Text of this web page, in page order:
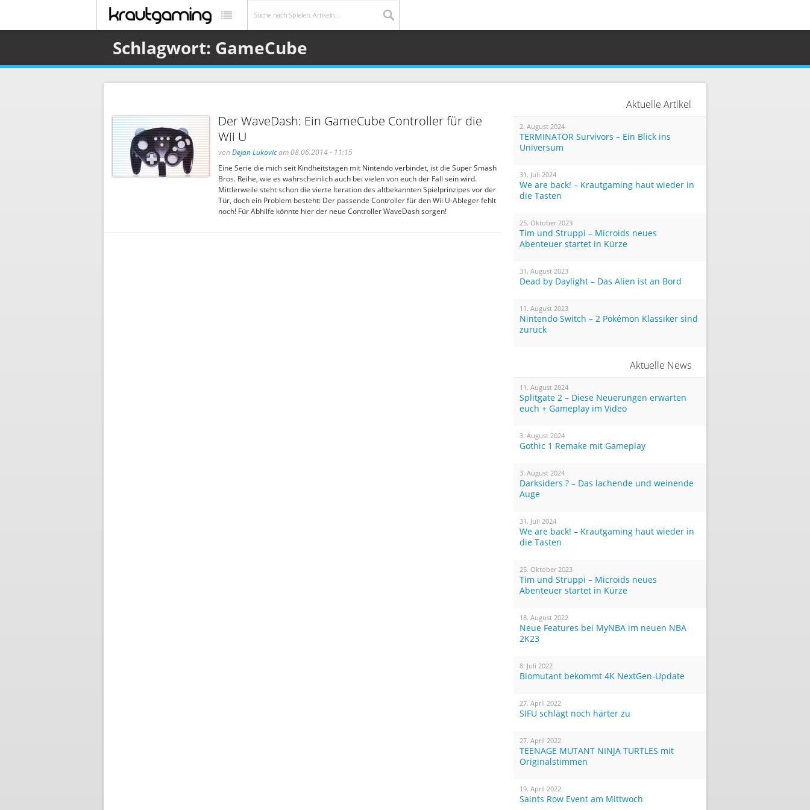
Schlagwort: GameCube
Der WaveDash: Ein GameCube Controller für die
Wii U
von Dejan Lukovicam 08.06.2014 - 11:15
Eine Serie die mich seit Kindheitstagen mit Nintendo verbindet, ist die Super Smash
Bros. Reihe, wie es wahrscheinlich auch bei vielen von euch der Fall sein wird.
Mittlerweile steht schon die vierte Iteration des altbekannten Spielprinzipes vor der
Tür, doch ein Problem besteht: Der passende Controller für den Wii U-Ableger fehlt
noch! Für Abhilfe könnte hier der neue Controller WaveDash sorgen!
Aktuelle Artikel
2. August 2024
TERMINATOR Survivors – Ein Blick ins
Universum
31. Juli 2024
We are back! – Krautgaming haut wieder in
die Tasten
25. Oktober 2023
Tim und Struppi – Microids neues
Abenteuer startet in Kürze
31. August 2023
Dead by Daylight – Das Alien ist an Bord
11. August 2023
Nintendo Switch – 2 Pokémon Klassiker sind
zurück
Aktuelle News
11. August 2024
Splitgate 2 – Diese Neuerungen erwarten
euch + Gameplay im Video
3. August 2024
Gothic 1 Remake mit Gameplay
3. August 2024
Darksiders ? – Das lachende und weinende
Auge
31. Juli 2024
We are back! – Krautgaming haut wieder in
die Tasten
25. Oktober 2023
Tim und Struppi – Microids neues
Abenteuer startet in Kürze
18. August 2022
Neue Features bei MyNBA im neuen NBA
2K23
8. Juli 2022
Biomutant bekommt 4K NextGen-Update
27. April 2022
SIFU schlägt noch härter zu
27. April 2022
TEENAGE MUTANT NINJA TURTLES mit
Originalstimmen
19. April 2022
Saints Row Event am Mittwoch